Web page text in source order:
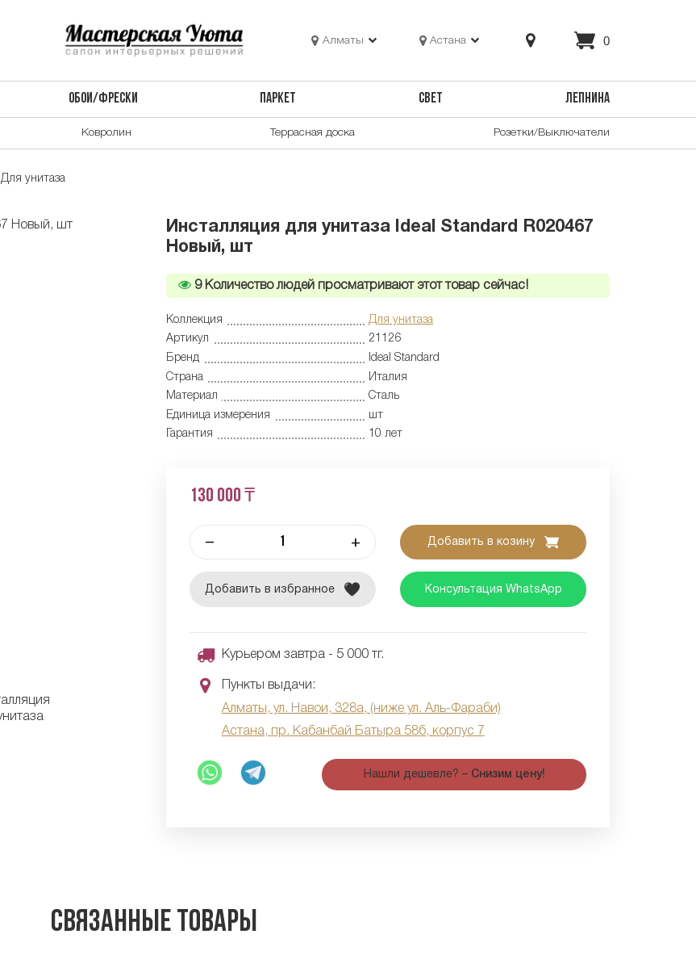
Алматы Астана 0
ОБОИ/ФРЕСКИ ПАРКЕТ СВЕТ ЛЕПНИНА
Ковролин Террасная доска Розетки/Выключатели
Для унитаза
Инсталляция для унитаза Ideal Standard R020467
Новый, шт
9Количество людей просматривают этот товар сейчас!
Коллекция
Для унитаза
Артикул
21126
Бренд
Ideal Standard
Страна
Италия
Материал
Сталь
Единица измерения
шт
Гарантия
10 лет
130 000 ₸
– + Добавить в козину
Добавить в избранное Консультация WhatsApp
Курьером завтра - 5 000 тг.
Пункты выдачи:
Алматы, ул. Навои, 328а, (ниже ул. Аль-Фараби)
Астана, пр. Кабанбай Батыра 58б, корпус 7
Нашли дешевле? – Снизим цену!
Связанные товары